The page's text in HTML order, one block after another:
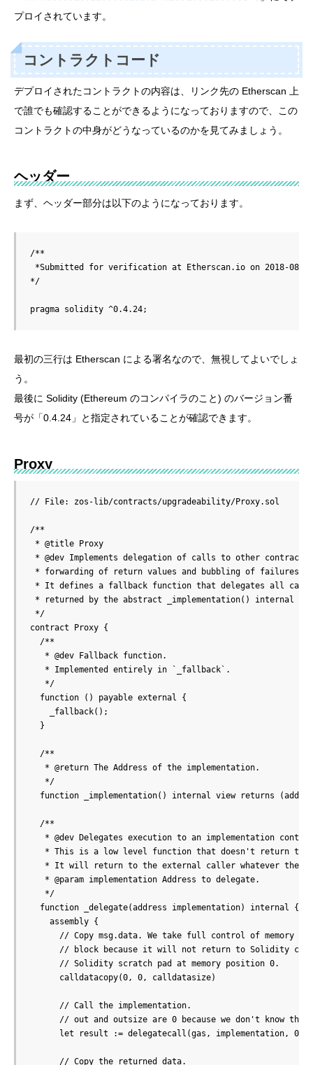
プロイされています。
コントラクトコード
デプロイされたコントラクトの内容は、リンク先の Etherscan 上
で誰でも確認することができるようになっておりますので、この
コントラクトの中身がどうなっているのかを見てみましょう。
ヘッダー
まず、ヘッダー部分は以下のようになっております。
/**
*Submitted for verification at Etherscan.io on 2018-08-03
*/
pragma solidity ^0.4.24;
最初の三行は Etherscan による署名なので、無視してよいでしょ
う。
最後に Solidity (Ethereum のコンパイラのこと) のバージョン番
号が「0.4.24」と指定されていることが確認できます。
Proxy
// File: zos-lib/contracts/upgradeability/Proxy.sol
/**
* @title Proxy
* @dev Implements delegation of calls to other
* forwarding of return values and bubbling of failures.
* It defines a fallback function that delegates all calls
* returned by the abstract _implementation() internal
*/
contract Proxy {
  /**
   * @dev Fallback function.
   * Implemented entirely in `_fallback`.
   */
  function () payable external {
    _fallback();
  }
  /**
   * @return The Address of the implementation.
   */
function _implementation() internal view returns
  /**
* @dev Delegates execution to an implementation
* This is a low level function that doesn't return to
* It will return to the external caller whatever the
   * @param implementation Address to delegate.
   */
  function _delegate(address implementation) internal {
    assembly {
// Copy msg.data. We take full control of memory in
// block because it will not return to Solidity
      // Solidity scratch pad at memory position 0.
      calldatacopy(0, 0, calldatasize)
      // Call the implementation.
// out and outsize are 0 because we don't know the
let result := delegatecall(gas, implementation, 0,
      // Copy the returned data.